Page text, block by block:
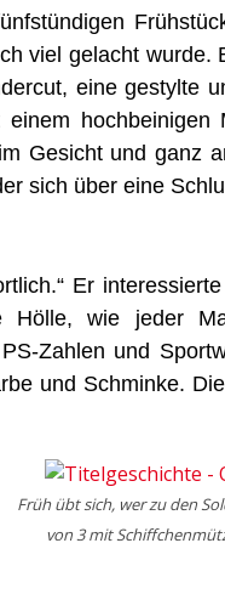
viel gelacht wurde.
eine gestylte
hochbeinigen
Gesicht und ganz
sich über eine
Er
wie jeder
Zahlen und
und Schminke.
Früh übt sich, wer zu den
von 3 mit